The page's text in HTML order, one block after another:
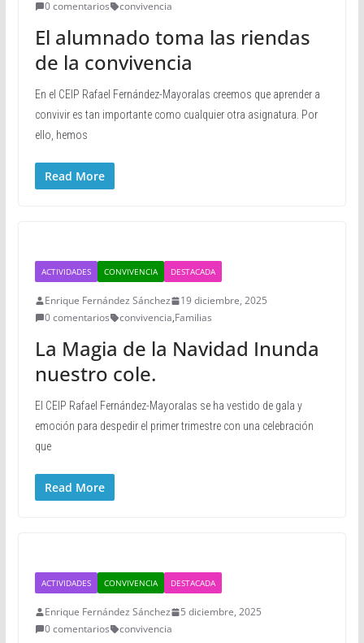
0 comentarios convivencia
El alumnado toma las riendas
de la convivencia
En el CEIP Rafael Fernández-Mayoralas creemos que aprender a
convivir es tan importante como cualquier otra asignatura. Por
ello, hemos
Read More
ACTIVIDADES CONVIVENCIA DESTACADA
Enrique Fernández Sánchez
19 diciembre, 2025
0 comentarios
convivencia,Familias
La Magia de la Navidad Inunda
nuestro cole.
El CEIP Rafael Fernández-Mayoralas se ha vestido de gala y
emoción para despedir el primer trimestre con una celebración
que
Read More
ACTIVIDADES CONVIVENCIA DESTACADA
Enrique Fernández Sánchez
5 diciembre, 2025
0 comentarios
convivencia